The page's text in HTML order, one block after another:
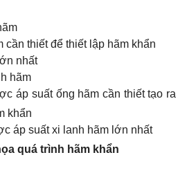
cần thiết để thiết lập hãm khẩn
nhất
hãm
áp suất ống hãm cần thiết tạo ra
khẩn
áp suất xi lanh hãm lớn nhất
quá trình hãm khẩn